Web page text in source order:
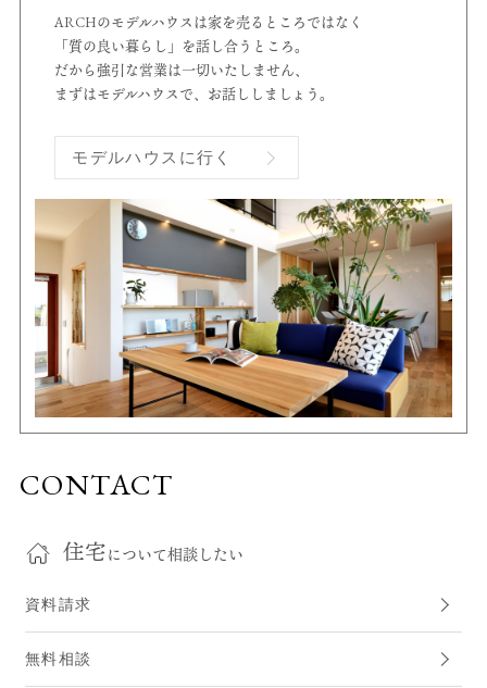
ARCHのモデルハウスは家を売るところではなく
「質の良い暮らし」を話し合うところ。
だから強引な営業は一切いたしません、
まずはモデルハウスで、お話ししましょう。
モデルハウスに行く
CONTACT
住宅について相談したい
資料請求
無料相談